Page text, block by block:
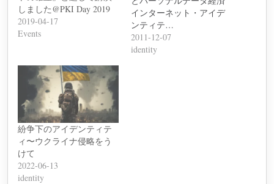
しました@PKI Day 2019
2019-04-17
Events
インターネット・アイデ
ンティテ…
2011-12-07
identity
紛争下のアイデンティテ
ィ〜ウクライナ侵略をう
けて
2022-06-13
identity